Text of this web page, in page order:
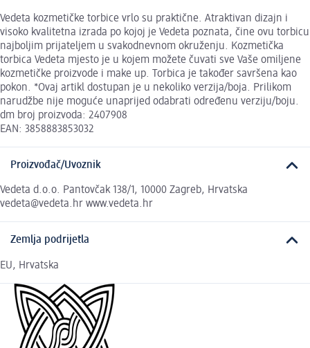
Vedeta kozmetičke torbice vrlo su praktične. Atraktivan dizajn i
visoko kvalitetna izrada po kojoj je Vedeta poznata, čine ovu torbicu
najboljim prijateljem u svakodnevnom okruženju. Kozmetička
torbica Vedeta mjesto je u kojem možete čuvati sve Vaše omiljene
kozmetičke proizvode i make up. Torbica je također savršena kao
pokon. *Ovaj artikl dostupan je u nekoliko verzija/boja. Prilikom
narudžbe nije moguće unaprijed odabrati određenu verziju/boju.
dm broj proizvoda: 2407908
EAN: 3858883853032
Proizvođač/Uvoznik
Vedeta d.o.o. Pantovčak 138/1, 10000 Zagreb, Hrvatska
vedeta@vedeta.hr www.vedeta.hr
Zemlja podrijetla
EU, Hrvatska